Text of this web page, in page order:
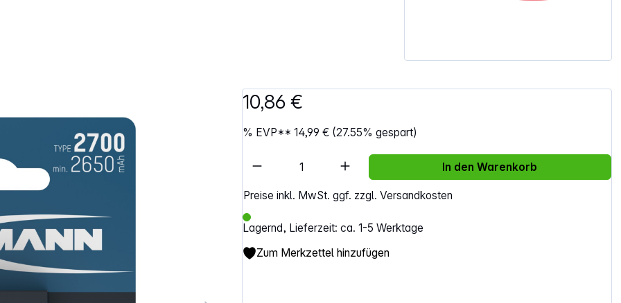
10,86 €
% EVP**14,99 € (27.55% gespart)
Preise inkl. MwSt. ggf. zzgl. Versandkosten
Lagernd, Lieferzeit: ca. 1-5 Werktage
Artikel Anzahl: Gib den gewünschten Wert ein
In den Warenkorb
Zum Merkzettel hinzufügen